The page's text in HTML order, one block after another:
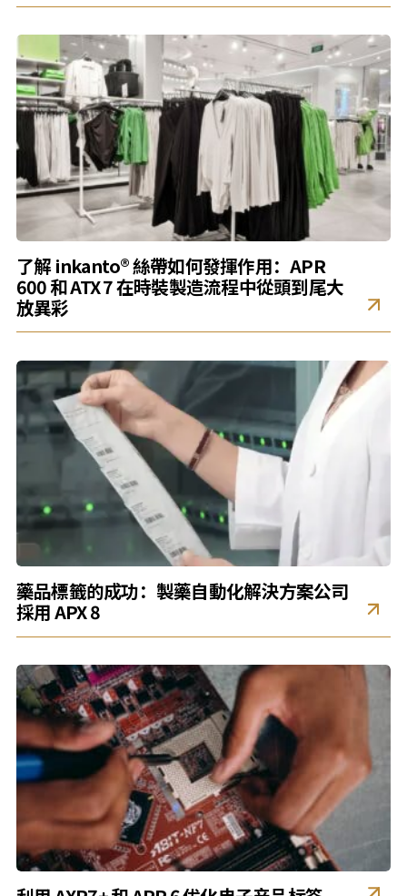
了解 inkanto® 絲帶如何發揮作用：APR
600 和 ATX 7 在時裝製造流程中從頭到尾大
放異彩
藥品標籤的成功：製藥自動化解決方案公司
採用 APX 8